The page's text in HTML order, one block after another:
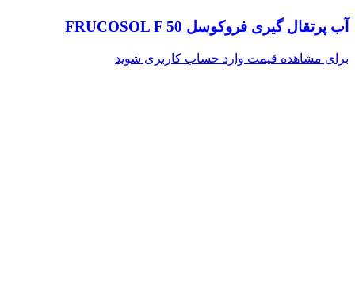
آب پرتقال گیری فروکوسل FRUCOSOL F 50
برای مشاهده قیمت وارد حساب کاربری شوید